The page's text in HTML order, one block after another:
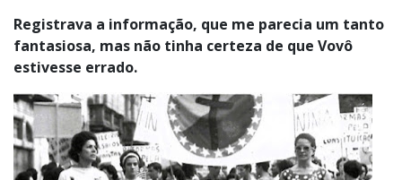
Registrava a informação, que me parecia um tanto
fantasiosa, mas não tinha certeza de que Vovô
estivesse errado.